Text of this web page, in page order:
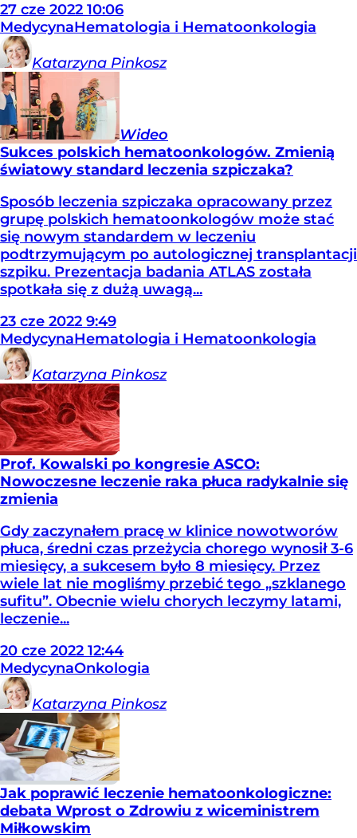
27 cze 2022 10:06
MedycynaHematologia i Hematoonkologia
Katarzyna Pinkosz
Wideo
Sukces polskich hematoonkologów. Zmienią
światowy standard leczenia szpiczaka?
Sposób leczenia szpiczaka opracowany przez
grupę polskich hematoonkologów może stać
się nowym standardem w leczeniu
podtrzymującym po autologicznej transplantacji
szpiku. Prezentacja badania ATLAS została
spotkała się z dużą uwagą...
23 cze 2022 9:49
MedycynaHematologia i Hematoonkologia
Katarzyna Pinkosz
Prof. Kowalski po kongresie ASCO:
Nowoczesne leczenie raka płuca radykalnie się
zmienia
Gdy zaczynałem pracę w klinice nowotworów
płuca, średni czas przeżycia chorego wynosił 3-6
miesięcy, a sukcesem było 8 miesięcy. Przez
wiele lat nie mogliśmy przebić tego „szklanego
sufitu”. Obecnie wielu chorych leczymy latami,
leczenie...
20 cze 2022 12:44
MedycynaOnkologia
Katarzyna Pinkosz
Jak poprawić leczenie hematoonkologiczne:
debata Wprost o Zdrowiu z wiceministrem
Miłkowskim